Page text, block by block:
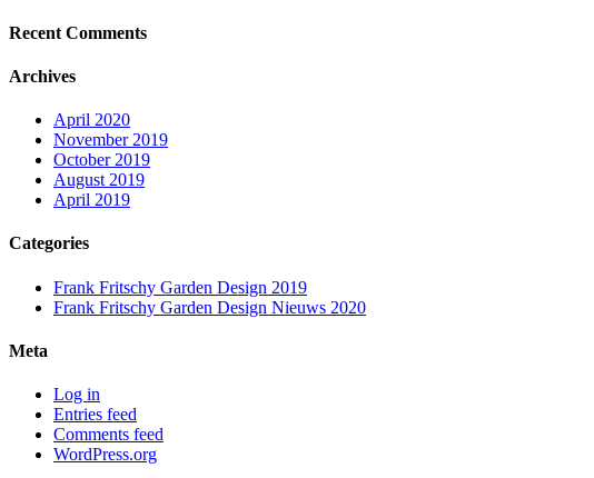
Recent Comments
Archives
April 2020
November 2019
October 2019
August 2019
April 2019
Categories
Frank Fritschy Garden Design 2019
Frank Fritschy Garden Design Nieuws 2020
Meta
Log in
Entries feed
Comments feed
WordPress.org